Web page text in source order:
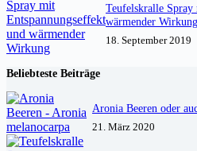
Teufelskralle Spray
wärmender Wirkung
18. September 2019
Beliebteste Beiträge
Aronia Beeren oder
21. März 2020